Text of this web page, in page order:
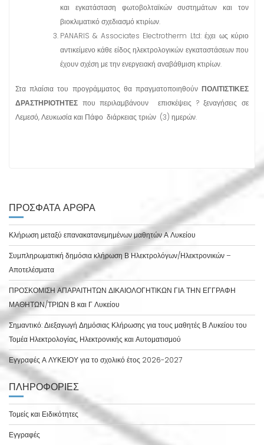
και εγκατάσταση φωτοβολταϊκών συστημάτων και τον
βιοκλιματικό σχεδιασμό κτιρίων.
PANARIS & Associates Electrotherm Ltd: έχει ως κύριο
αντικείμενο κάθε είδος ηλεκτρολογικών εγκαταστάσεων που
έχουν σχέση με την ενεργειακή αναβάθμιση κτιρίων.
Στα πλαίσια του προγράμματος θα πραγματοποιηθούν ΠΟΛΙΤΙΣΤΙΚΕΣ
ΔΡΑΣΤΗΡΙΟΤΗΤΕΣ που περιλαμβάνουν επισκέψεις ? ξεναγήσεις σε
Λεμεσό, Λευκωσία και Πάφο διάρκειας τριών (3) ημερών.
ΠΡΌΣΦΑΤΑ ΆΡΘΡΑ
Κλήρωση μεταξύ επανακατανεμημένων μαθητών Α Λυκείου
Συμπληρωματική δημόσια κλήρωση Β Ηλεκτρολόγων/Ηλεκτρονικών –
Αποτελέσματα
ΠΡΟΣΚΟΜΙΣΗ ΑΠΑΡΑΙΤΗΤΩΝ ΔΙΚΑΙΟΛΟΓΗΤΙΚΩΝ ΓΙΑ ΤΗΝ ΕΓΓΡΑΦΗ
ΜΑΘΗΤΩΝ/ΤΡΙΩΝ Β και Γ Λυκείου
Σημαντικό: Διεξαγωγή Δημόσιας Κλήρωσης για τους μαθητές Β Λυκείου του
Τομέα Ηλεκτρολογίας, Ηλεκτρονικής και Αυτοματισμού
Εγγραφές Α ΛΥΚΕΙΟΥ για το σχολικό έτος 2026-2027
ΠΛΗΡΟΦΟΡΙΕΣ
Τομείς και Ειδικότητες
Εγγραφές